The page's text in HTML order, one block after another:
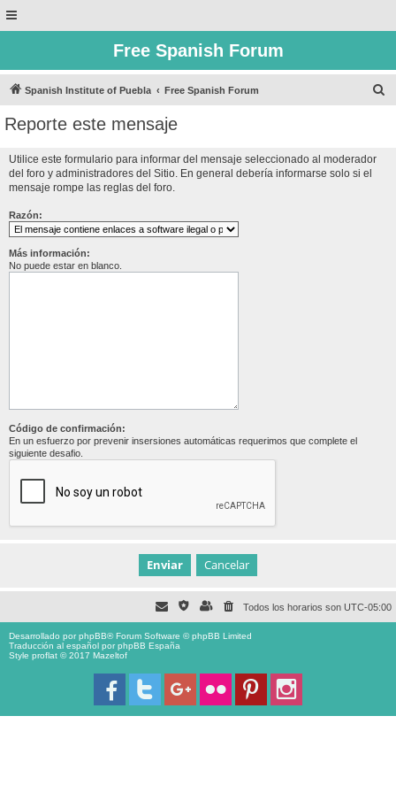
Free Spanish Forum
Spanish Institute of Puebla Free Spanish Forum
Reporte este mensaje
Utilice este formulario para informar del mensaje seleccionado al moderador
del foro y administradores del Sitio. En general debería informarse solo si el
mensaje rompe las reglas del foro.
Razón:
Más información:
No puede estar en blanco.
Código de confirmación:
En un esfuerzo por prevenir insersiones automáticas requerimos que complete el
siguiente desafio.
Todos los horarios son UTC-05:00
Desarrollado porphpBB® Forum Software © phpBB Limited
Traducción al español porphpBB España
Style proflat © 2017 Mazeltof